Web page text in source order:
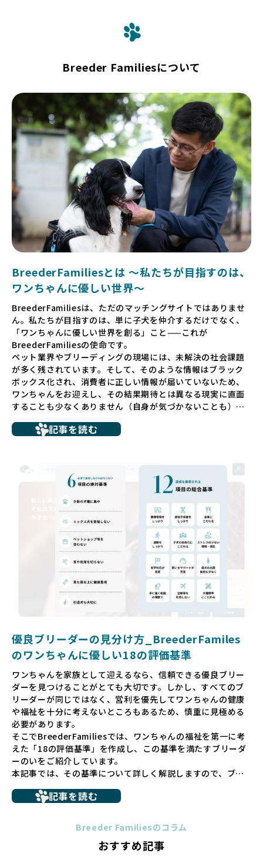
Breeder Familiesについて
BreederFamiliesとは 〜私たちが目指すのは、
ワンちゃんに優しい世界〜
BreederFamiliesは、ただのマッチングサイトではありませ
ん。私たちが目指すのは、単に子犬を仲介するだけでなく、
「ワンちゃんに優しい世界を創る」こと——これが
BreederFamiliesの使命です。
ペット業界やブリーディングの現場には、未解決の社会課題
が多く残されています。そして、そのような情報はブラック
ボックス化され、消費者に正しい情報が届いていないため、
ワンちゃんをお迎えし、その結果期待とは異なる現実に直面
することも少なくありません（自身が気づかないことも）。
ち、健康面や社会性に問題を抱えていたり、またブリーダー
いるというケースもあります。こうした問題は、消費者にと
っても大きな負担であり、ワンちゃん自身にとっても非常に
だからこそ、私たちは正しい情報と安心して選べる場所を提
供すべきだと考えています。BreederFamiliesでは、ワンち
ゃんを家族のように愛する「優良ブリーダー」のみを独自の
厳しい基準で厳選し、その評価基準や評価結果をオープンに
しています。これにより、消費者の皆様が安心して子犬やブ
リーダーを選べる環境を整えています。
そして、消費者の皆様が正しい情報をもとに優良ブリーダー
を求めることで、ワンちゃんを家族のように愛する優良ブリ
ーダーが増え、営利優先の「悪徳ブリーダー」が自然と淘汰
される社会を目指しています。目の前の子犬だけでなく、親
ゃんに優しい世界を築いていきたいと考えています。
長するための環境が十分に整っていない場合が多く、販売ま
での間に過密な環境や長距離移動のストレスを受けることが
少なくありません。このような環境は、健康リスクや社会性
の問題につながりやすく、ワンちゃんにとっても望ましいと
は言えません。
こうした背景から、BreederFamiliesはペットショップを介
さない直接販売を採用するとともに、ペットオークションや
ペットショップを利用するブリーダーの掲載も行ってしませ
ん。
ペットショップを避けた方がいい理由の詳細はこちら
法令レベルの最低基準にとどまっていることが問題です。こ
の法令レベルの基準はブリーディング環境の最低限を定める
ものに過ぎず、ワンちゃんの心身の福祉やブリーダーの責任
記事を読む
優良ブリーダーの見分け方_BreederFamiles
のワンちゃんに優しい18の評価基準
ワンちゃんを家族として迎えるなら、信頼できる優良ブリー
ダーを見つけることがとても大切です。しかし、すべてのブ
リーダーが同じではなく、営利を優先してワンちゃんの健康
や福祉を十分に考えないところもあるため、慎重に見極める
必要があります。
そこでBreederFamiliesでは、ワンちゃんの福祉を第一に考
えた「18の評価基準」を作成し、この基準を満たすブリーダ
ーのいをご紹介しています。
本記事では、その基準について詳しく解説しますので、ブリ
に断尾（しっぽを切る）や断耳（耳を切る）が行われている
これは痛みを伴う処置で、ワンちゃんの身体的な負担が大き
記事を読む
Breeder Familiesのコラム
おすすめ記事